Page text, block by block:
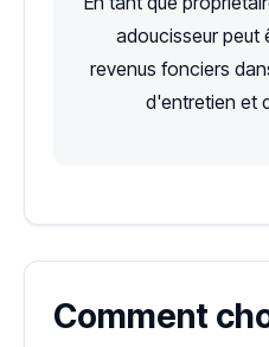
adoucisseur peut
revenus fonciers
d'entretien et
Comment